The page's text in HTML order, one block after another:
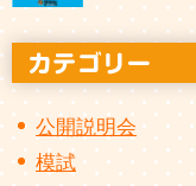
公開説明会
模試